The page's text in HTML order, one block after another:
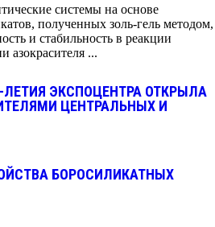
системы на основе
полученных золь-гель методом,
и стабильность в реакции
азокрасителя ...
ЭКСПОЦЕНТРА ОТКРЫЛА
ЦЕНТРАЛЬНЫХ И
БОРОСИЛИКАТНЫХ